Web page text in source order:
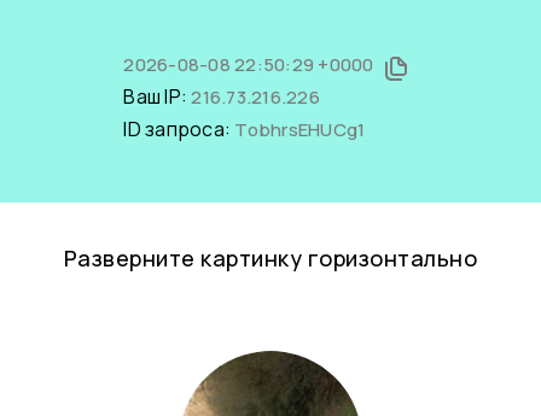
2026-08-08 22:50:29 +0000
Ваш IP:216.73.216.226
ID запроса: TobhrsEHUCg1
Разверните картинку горизонтально